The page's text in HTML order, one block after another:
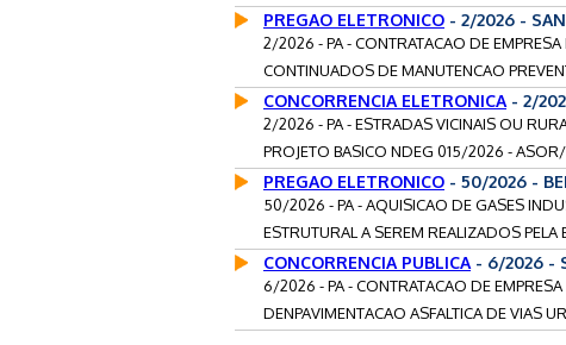
PREGAO ELETRONICO - 2/2026 -
2/2026 - PA - CONTRATACAO DE
CONTINUADOS DE MANUTENCAO
CONCORRENCIA ELETRONICA - 2/
2/2026 - PA - ESTRADAS VICINAIS OU
PROJETO BASICO NDEG 015/2026 - ASOR/
PREGAO ELETRONICO - 50/2026 -
50/2026 - PA - AQUISICAO DE GASES
ESTRUTURAL A SEREM REALIZADOS PELA
CONCORRENCIA PUBLICA - 6/2026 -
6/2026 - PA - CONTRATACAO DE
DENPAVIMENTACAO ASFALTICA DE VIAS